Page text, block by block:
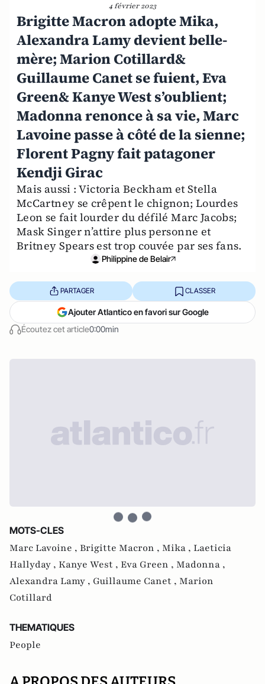
4 février 2023
Brigitte Macron adopte Mika,
Alexandra Lamy devient belle-
mère; Marion Cotillard&
Guillaume Canet se fuient, Eva
Green& Kanye West s’oublient;
Madonna renonce à sa vie, Marc
Lavoine passe à côté de la sienne;
Florent Pagny fait patagoner
Kendji Girac
Mais aussi : Victoria Beckham et Stella
McCartney se crêpent le chignon; Lourdes
Leon se fait lourder du défilé Marc Jacobs;
Mask Singer n’attire plus personne et
Britney Spears est trop couvée par ses fans.
Philippine de Belair
Écoutez cet article0:00min
PARTAGER CLASSER
Ajouter Atlantico en favori sur Google
MOTS-CLES
Marc Lavoine , Brigitte Macron , Mika , Laeticia
Hallyday , Kanye West , Eva Green , Madonna ,
Alexandra Lamy , Guillaume Canet , Marion
Cotillard
THEMATIQUES
People